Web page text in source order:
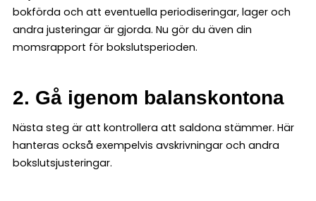
bokförda och att eventuella periodiseringar, lager och
andra justeringar är gjorda. Nu gör du även din
momsrapport för bokslutsperioden.
2. Gå igenom balanskontona
Nästa steg är att kontrollera att saldona stämmer. Här
hanteras också exempelvis avskrivningar och andra
bokslutsjusteringar.